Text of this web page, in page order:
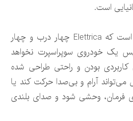
است.
چیزی که می‌دانیم این است که Elettrica چهار درب و چهار
یک خودروی سوپراسپرت نخواهد
بودن و راحتی طراحی شده
آرام و بی‌صدا حرکت کند یا
فرمان، وحشی شود و صدای بلندی